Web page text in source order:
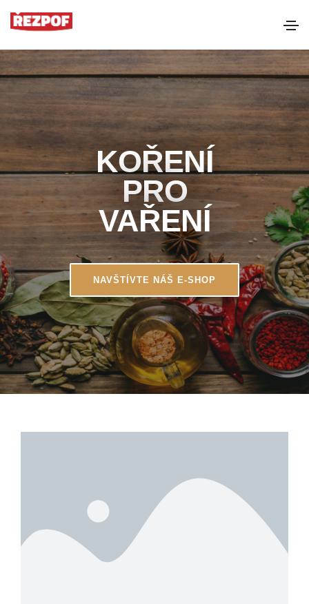
NAVŠTÍVTE NÁŠ E-SHOP
KOŘENÍ
PRO
VAŘENÍ
NAVŠTÍVTE NÁŠ E-SHOP
NAVŠTÍVTE NÁŠ E-SHOP